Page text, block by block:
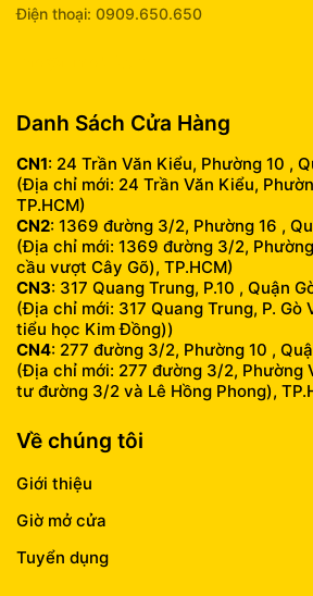
Điện thoại: 0909.650.650
Danh Sách Cửa Hàng
CN1: 24 Trần Văn Kiểu, Phường 10 ,
(Địa chỉ mới: 24 Trần Văn Kiểu,
TP.HCM)
CN2: 1369 đường 3/2, Phường 16 ,
(Địa chỉ mới: 1369 đường 3/2,
cầu vượt Cây Gõ), TP.HCM)
CN3: 317 Quang Trung, P.10 , Quận
(Địa chỉ mới: 317 Quang Trung, P. Gò
tiểu học Kim Đồng))
CN4: 277 đường 3/2, Phường 10 ,
(Địa chỉ mới: 277 đường 3/2, Phường
tư đường 3/2 và Lê Hồng Phong),
Về chúng tôi
Giới thiệu
Giờ mở cửa
Tuyển dụng